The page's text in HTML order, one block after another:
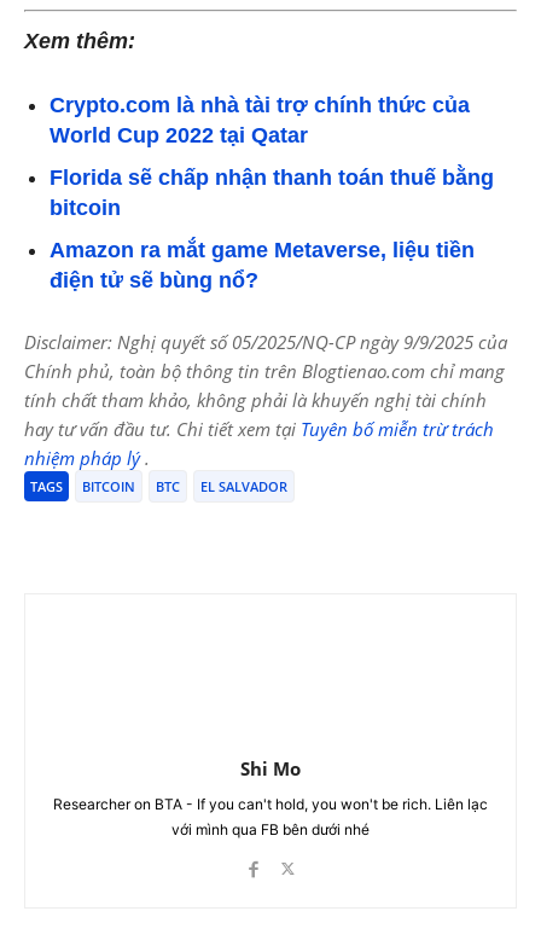
Xem thêm:
Crypto.com là nhà tài trợ chính thức của
World Cup 2022 tại Qatar
Florida sẽ chấp nhận thanh toán thuế bằng
bitcoin
Amazon ra mắt game Metaverse, liệu tiền
điện tử sẽ bùng nổ?
Disclaimer: Nghị quyết số 05/2025/NQ-CP ngày 9/9/2025 của
Chính phủ, toàn bộ thông tin trên Blogtienao.com chỉ mang
tính chất tham khảo, không phải là khuyến nghị tài chính
hay tư vấn đầu tư. Chi tiết xem tại Tuyên bố miễn trừ trách
nhiệm pháp lý.
TAGS BITCOIN BTC EL SALVADOR
Shi Mo
Researcher on BTA - If you can't hold, you won't be rich. Liên lạc
với mình qua FB bên dưới nhé